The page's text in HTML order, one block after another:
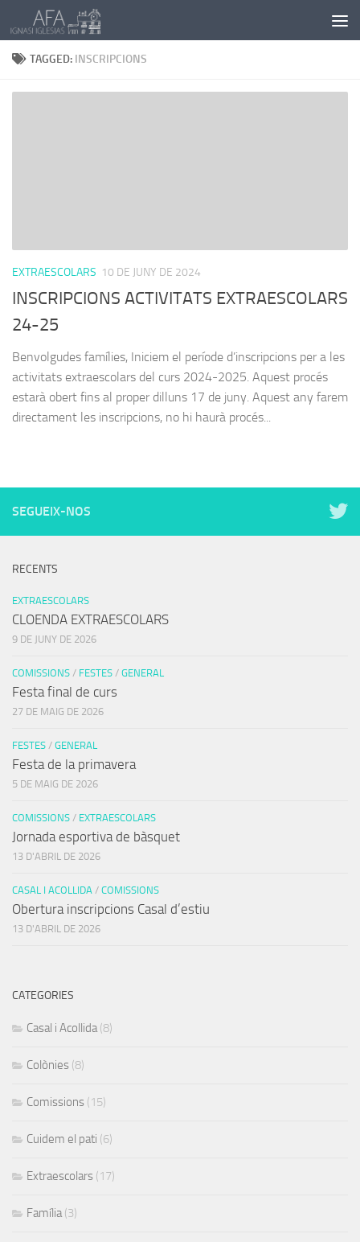
Skip to content
TAGGED: INSCRIPCIONS
EXTRAESCOLARS 10 DE JUNY DE 2024
INSCRIPCIONS ACTIVITATS EXTRAESCOLARS
24-25
Benvolgudes famílies, Iniciem el període d’inscripcions per a les
activitats extraescolars del curs 2024-2025. Aquest procés
estarà obert fins al proper dilluns 17 de juny. Aquest any farem
directament les inscripcions, no hi haurà procés...
SEGUEIX-NOS
RECENTS
EXTRAESCOLARS
CLOENDA EXTRAESCOLARS
9 DE JUNY DE 2026
COMISSIONS / FESTES / GENERAL
Festa final de curs
27 DE MAIG DE 2026
FESTES / GENERAL
Festa de la primavera
5 DE MAIG DE 2026
COMISSIONS / EXTRAESCOLARS
Jornada esportiva de bàsquet
13 D'ABRIL DE 2026
CASAL I ACOLLIDA / COMISSIONS
Obertura inscripcions Casal d’estiu
13 D'ABRIL DE 2026
CATEGORIES
Casal i Acollida(8)
Colònies (8)
Comissions (15)
Cuidem el pati (6)
Extraescolars (17)
Família(3)